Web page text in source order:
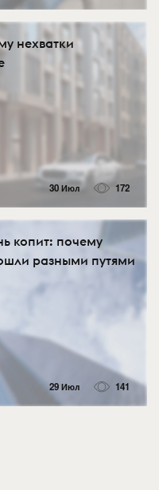
нехватки
30 Июл 172
копит: почему
разными путями
29 Июл 141